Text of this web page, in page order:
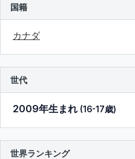
国籍
カナダ
世代
2009年生まれ (16-17歳)
世界ランキング